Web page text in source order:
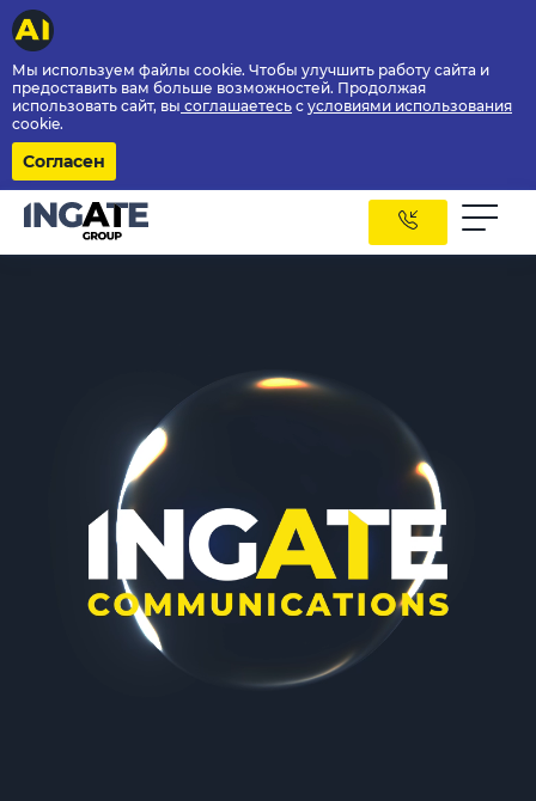
Мы используем файлы cookie. Чтобы улучшить работу сайта и
предоставить вам больше возможностей. Продолжая
использовать сайт, вы соглашаетесь с условиями использования
cookie.
Согласен